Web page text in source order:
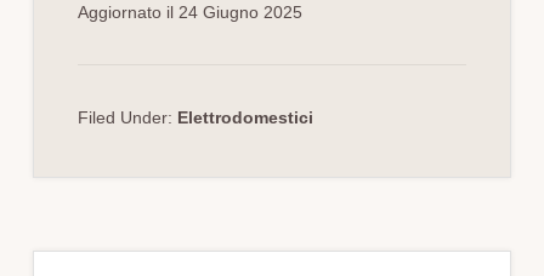
Aggiornato il 24 Giugno 2025
Filed Under: Elettrodomestici